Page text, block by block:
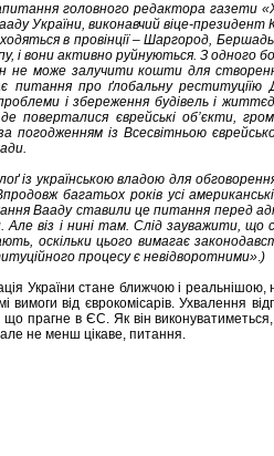
головного редактора газети
України, виконавчий віце-президент
в провінції – Шаргород,
і вони активно руйнуються. З одного
не може залучити кошти для
про ґлобальну реституціїю
і збереження будівель і
поверталися єврейські об’єкти,
погодженням із Всесвітньою
із українською владою для
багатьох років усі
Вааду ставили це питання перед
віз і нині там. Слід зауважити, що
оскільки цього вимагає
процесу є невідворотними».)
України стане ближчою і
від єврокомісарів. Ухвалення
прагне в ЄС. Як він виконуватиметься,
не менш цікаве, питання.